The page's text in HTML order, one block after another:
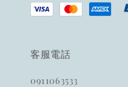
客服電話
0911063533